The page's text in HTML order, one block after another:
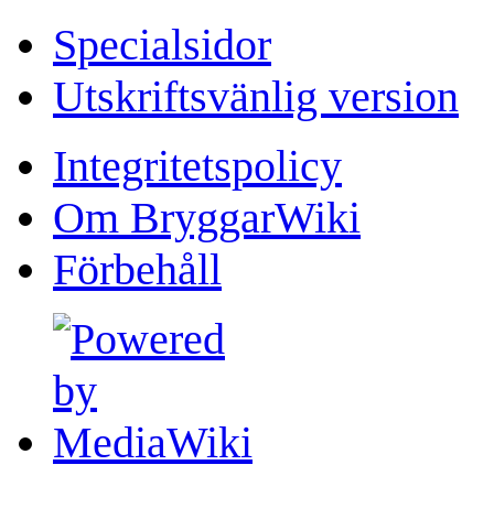
Specialsidor
Utskriftsvänlig version
Integritetspolicy
Om BryggarWiki
Förbehåll